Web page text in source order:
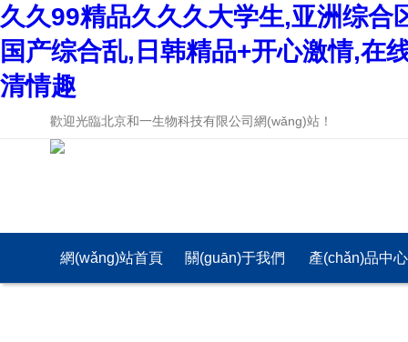
久久99精品久久久大学生,亚洲综
国产综合乱,日韩精品+开心激情,在
清情趣
歡迎光臨北京和一生物科技有限公司網(wǎng)站！
網(wǎng)站首頁 關(guān)于我們 產(chǎn)品中心